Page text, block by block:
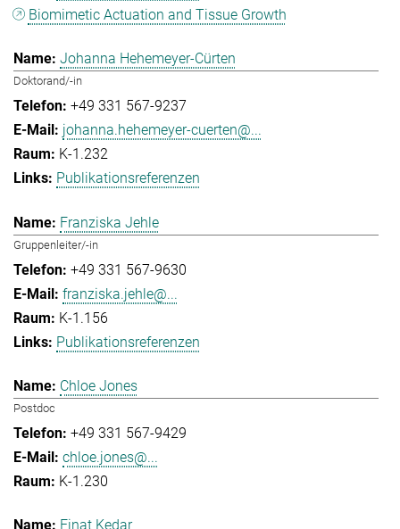
Biomimetic Actuation and Tissue Growth
Johanna Hehemeyer-Cürten
Doktorand/-in
+49 331 567-9237
johanna.hehemeyer-cuerten@...
K-1.232
Publikationsreferenzen
Franziska Jehle
Gruppenleiter/-in
+49 331 567-9630
franziska.jehle@...
K-1.156
Publikationsreferenzen
Chloe Jones
Postdoc
+49 331 567-9429
chloe.jones@...
K-1.230
Einat Kedar